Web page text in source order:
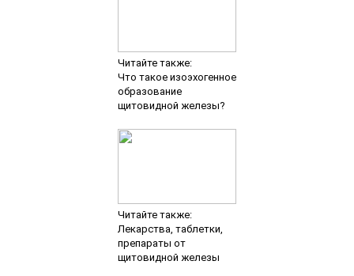
Читайте также:
Что такое изоэхогенное
образование
щитовидной железы?
Читайте также:
Лекарства, таблетки,
препараты от
щитовидной железы